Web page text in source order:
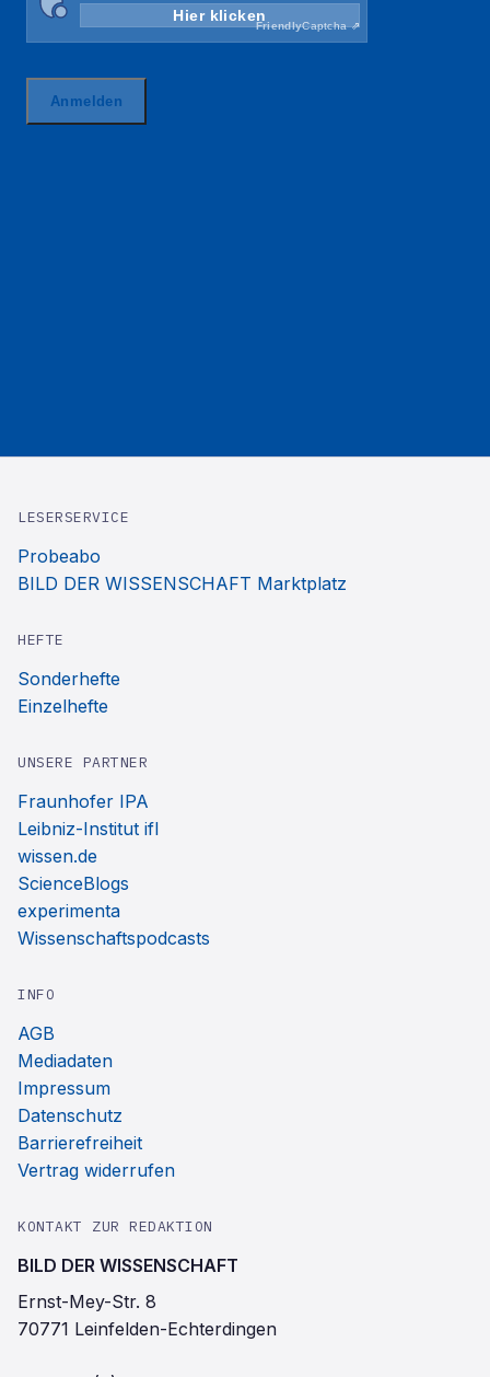
LESERSERVICE
Probeabo
BILD DER WISSENSCHAFT Marktplatz
HEFTE
Sonderhefte
Einzelhefte
UNSERE PARTNER
Fraunhofer IPA
Leibniz-Institut ifl
wissen.de
ScienceBlogs
experimenta
Wissenschaftspodcasts
INFO
AGB
Mediadaten
Impressum
Datenschutz
Barrierefreiheit
Vertrag widerrufen
KONTAKT ZUR REDAKTION
BILD DER WISSENSCHAFT
Ernst-Mey-Str. 8
70771 Leinfelden-Echterdingen